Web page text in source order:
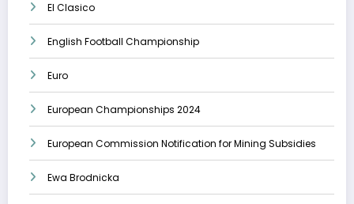
El Clasico
English Football Championship
Euro
European Championships 2024
European Commission Notification for Mining Subsidies
Ewa Brodnicka